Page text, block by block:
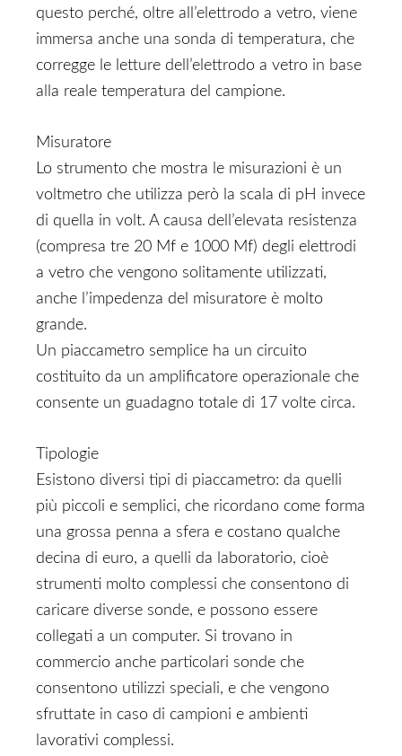
questo perché, oltre all’elettrodo a vetro, viene
immersa anche una sonda di temperatura, che
corregge le letture dell’elettrodo a vetro in base
alla reale temperatura del campione.
Misuratore
Lo strumento che mostra le misurazioni è un
voltmetro che utilizza però la scala di pH invece
di quella in volt. A causa dell’elevata resistenza
(compresa tre 20 Mf e 1000 Mf) degli elettrodi
a vetro che vengono solitamente utilizzati,
anche l’impedenza del misuratore è molto
grande.
Un piaccametro semplice ha un circuito
costituito da un amplificatore operazionale che
consente un guadagno totale di 17 volte circa.
Tipologie
Esistono diversi tipi di piaccametro: da quelli
più piccoli e semplici, che ricordano come forma
una grossa penna a sfera e costano qualche
decina di euro, a quelli da laboratorio, cioè
strumenti molto complessi che consentono di
caricare diverse sonde, e possono essere
collegati a un computer. Si trovano in
commercio anche particolari sonde che
consentono utilizzi speciali, e che vengono
sfruttate in caso di campioni e ambienti
lavorativi complessi.